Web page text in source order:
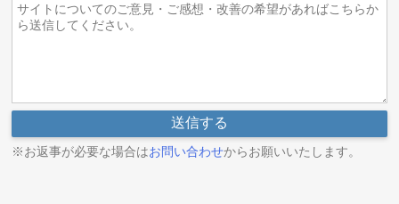
※お返事が必要な場合はお問い合わせからお願いいたします。